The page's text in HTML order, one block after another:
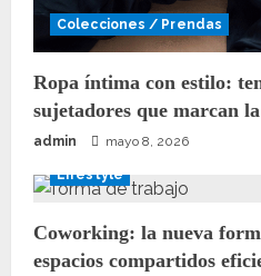
Colecciones / Prendas
Ropa íntima con estilo:
sujetadores que marcan
admin mayo 8, 2026
Lifestyle
Coworking: la nueva
espacios compartidos